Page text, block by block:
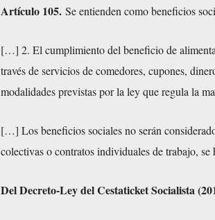
Artículo 105. Se entienden como beneficios
[…] 2. El cumplimiento del beneficio de
través de servicios de comedores, cupones,
modalidades previstas por la ley que regula la
[…] Los beneficios sociales no serán
colectivas o contratos individuales de trabajo,
Del Decreto-Ley del Cestaticket Socialista